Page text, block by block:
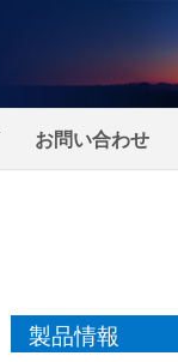
お問い合わせ
製品情報